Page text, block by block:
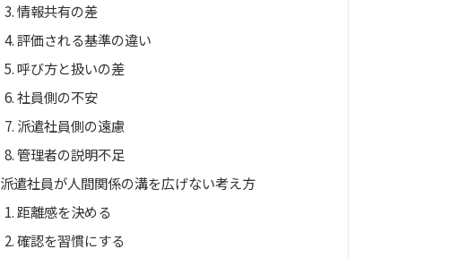
情報共有の差
評価される基準の違い
呼び方と扱いの差
社員側の不安
派遣社員側の遠慮
管理者の説明不足
派遣社員が人間関係の溝を広げない考え方
距離感を決める
確認を習慣にする